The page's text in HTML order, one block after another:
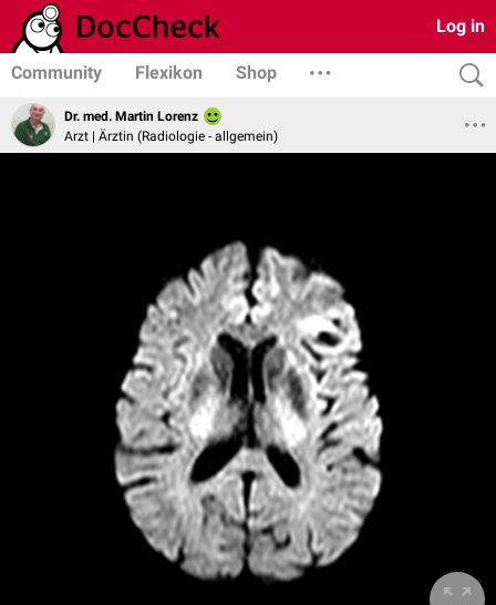
Log in
Community Flexikon Shop
Dr. med. Martin Lorenz
Arzt | Ärztin (Radiologie - allgemein)